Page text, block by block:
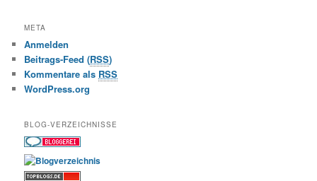
META
Anmelden
Beitrags-Feed (RSS)
Kommentare als RSS
WordPress.org
BLOG-VERZEICHNISSE